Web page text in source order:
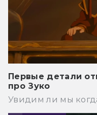
Первые детали
про Зуко
Увидим ли мы